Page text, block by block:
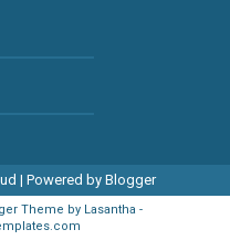
| Powered by Blogger
Theme by Lasantha -